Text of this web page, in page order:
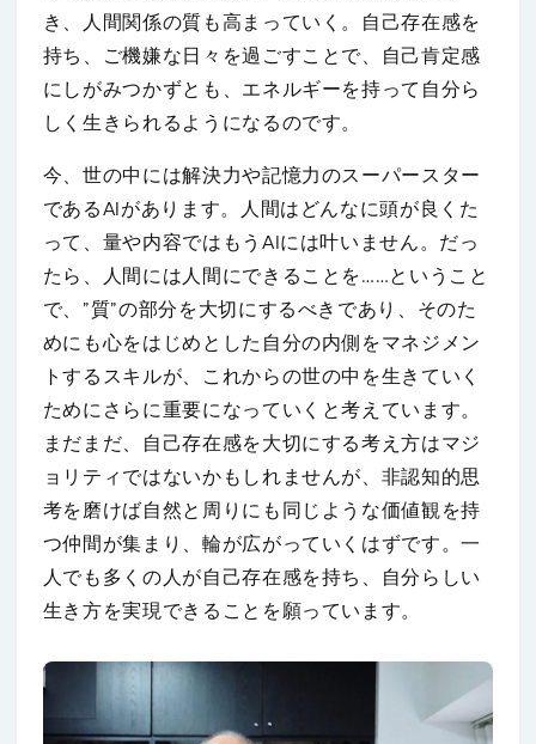
き、人間関係の質も高まっていく。自己存在感を
持ち、ご機嫌な日々を過ごすことで、自己肯定感
にしがみつかずとも、エネルギーを持って自分ら
しく生きられるようになるのです。
今、世の中には解決力や記憶力のスーパースター
であるAIがあります。人間はどんなに頭が良くた
って、量や内容ではもうAIには叶いません。だっ
たら、人間には人間にできることを……ということ
で、”質”の部分を大切にするべきであり、そのた
めにも心をはじめとした自分の内側をマネジメン
トするスキルが、これからの世の中を生きていく
ためにさらに重要になっていくと考えています。
まだまだ、自己存在感を大切にする考え方はマジ
ョリティではないかもしれませんが、非認知的思
考を磨けば自然と周りにも同じような価値観を持
つ仲間が集まり、輪が広がっていくはずです。一
人でも多くの人が自己存在感を持ち、自分らしい
生き方を実現できることを願っています。